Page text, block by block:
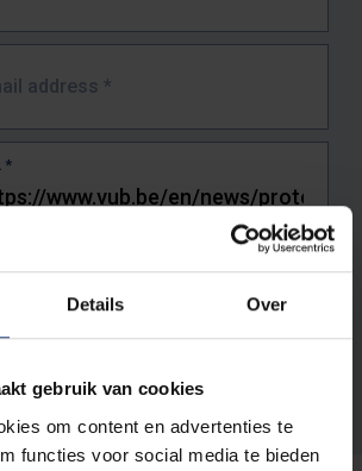
Details Over
gebruik van cookies
om content en advertenties te
functies voor social media te bieden
address *
*
URL of the page where you encountered the error.